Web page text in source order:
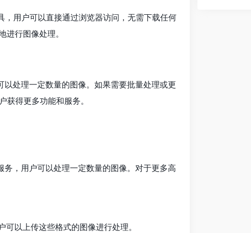
用户可以直接通过浏览器访问，无需下载任何
行图像处理。
以处理一定数量的图像。如果需要批量处理或更
得更多功能和服务。
务，用户可以处理一定数量的图像。对于更多高
以上传这些格式的图像进行处理。